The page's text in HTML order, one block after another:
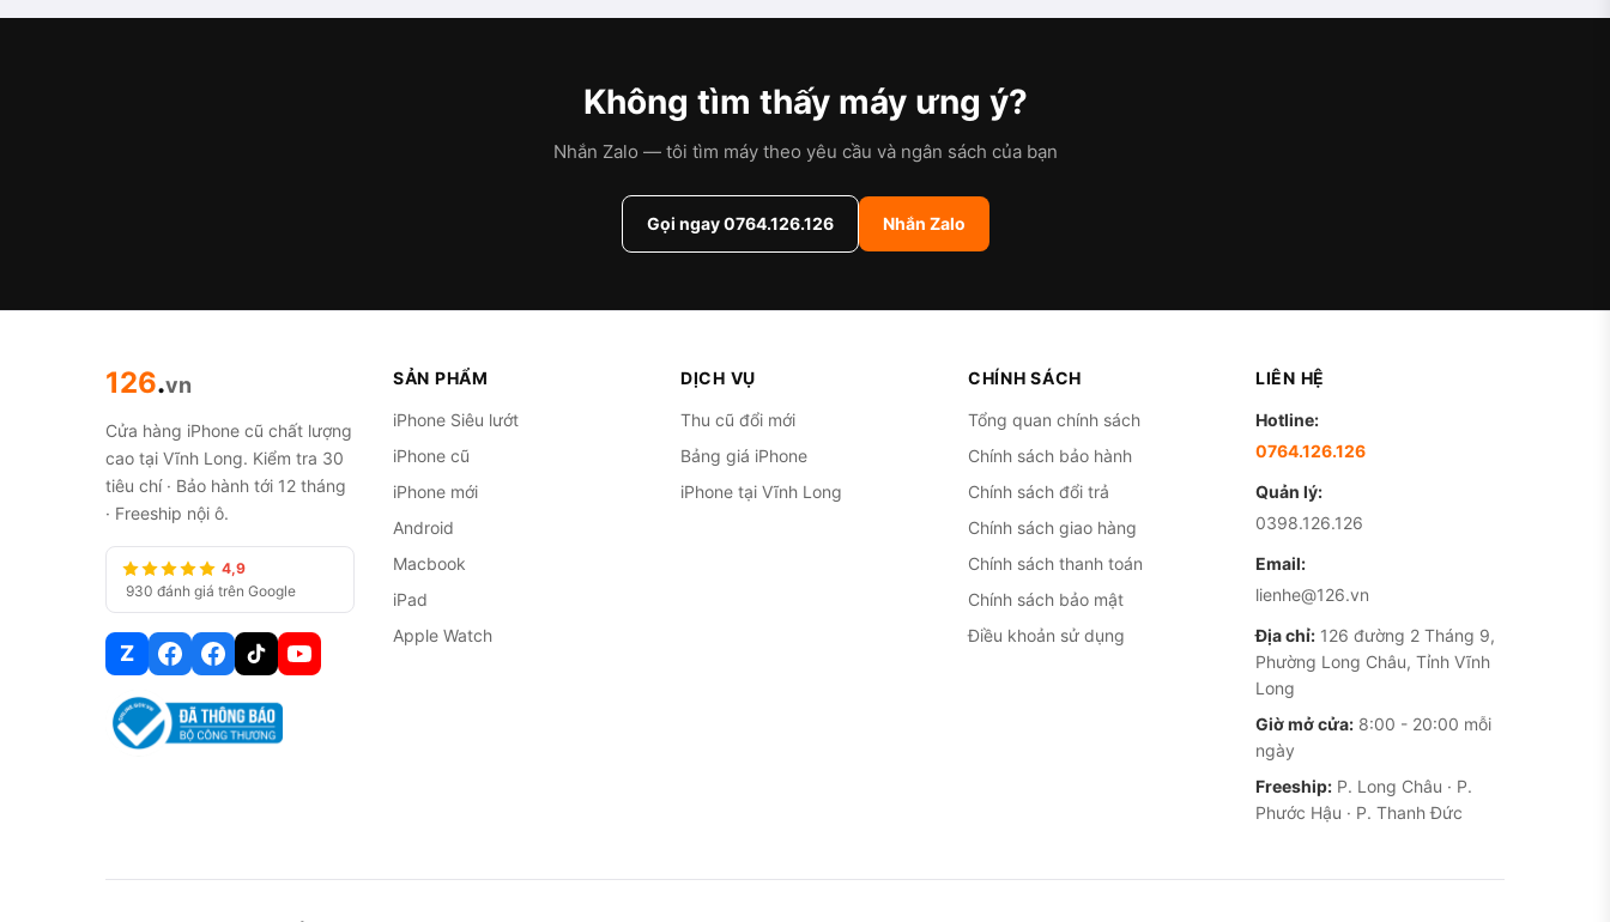
Không tìm thấy máy ưng ý?
Nhắn Zalo — tôi tìm máy theo yêu cầu và ngân sách của bạn
Gọi ngay 0764.126.126 Nhắn Zalo
126.vn
Cửa hàng iPhone cũ chất lượng
cao tại Vĩnh Long. Kiểm tra 30
tiêu chí · Bảo hành tới 12 tháng
· Freeship nội ô.
4,9
930 đánh giá trên Google
Z
SẢN PHẨM
iPhone Siêu lướt
iPhone cũ
iPhone mới
Android
Macbook
iPad
Apple Watch
DỊCH VỤ
Thu cũ đổi mới
Bảng giá iPhone
iPhone tại Vĩnh Long
CHÍNH SÁCH
Tổng quan chính sách
Chính sách bảo hành
Chính sách đổi trả
Chính sách giao hàng
Chính sách thanh toán
Chính sách bảo mật
Điều khoản sử dụng
LIÊN HỆ
Hotline:
0764.126.126
Quản lý:
0398.126.126
Email:
lienhe@126.vn
Địa chỉ: 126 đường 2 Tháng 9,
Phường Long Châu, Tỉnh Vĩnh
Long
Giờ mở cửa: 8:00 - 20:00 mỗi
ngày
Freeship: P. Long Châu · P.
Phước Hậu · P. Thanh Đức